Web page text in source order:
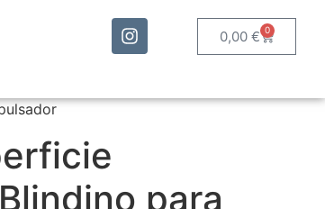
0,00 € 0
para